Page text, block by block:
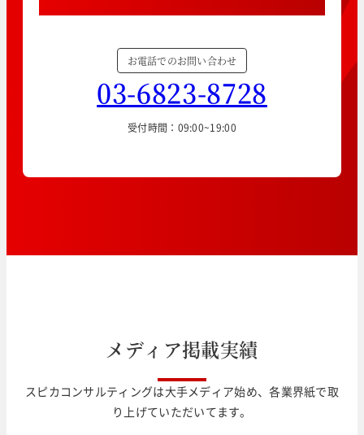
お電話でのお問い合わせ
03-6823-8728
受付時間：09:00~19:00
メ ディ ア掲載実績
スピカコンサルティングは大手メディア始め、各業界紙で取
り上げていただいてます。